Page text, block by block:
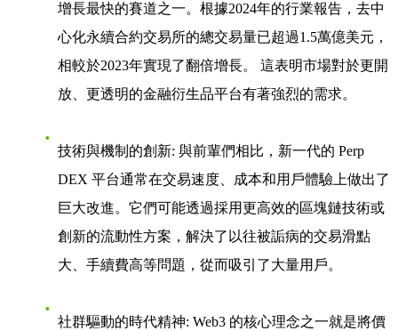
增長最快的賽道之一。根據2024年的行業報告，去中
心化永續合約交易所的總交易量已超過1.5萬億美元，
相較於2023年實現了翻倍增長。 這表明市場對於更開
放、更透明的金融衍生品平台有著強烈的需求。
技術與機制的創新: 與前輩們相比，新一代的 Perp
DEX 平台通常在交易速度、成本和用戶體驗上做出了
巨大改進。它們可能透過採用更高效的區塊鏈技術或
創新的流動性方案，解決了以往被詬病的交易滑點
大、手續費高等問題，從而吸引了大量用戶。
社群驅動的時代精神: Web3 的核心理念之一就是將價